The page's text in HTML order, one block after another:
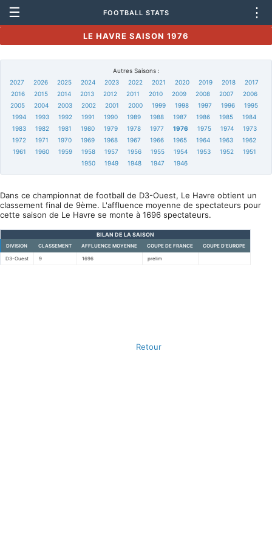
☰ FOOTBALL STATS ⋮
LE HAVRE SAISON 1976
Autres Saisons :
2027
2026 2025 2024 2023 2022 2021 2020 2019 2018
2017
2016
2015 2014 2013 2012 2011 2010 2009 2008 2007
2006
2005
2004 2003 2002 2001 2000 1999 1998 1997 1996
1995
1994
1993 1992 1991 1990 1989 1988 1987 1986 1985
1984
1983
1982 1981 1980 1979 1978 1977 1976 1975 1974
1973
1972
1971 1970 1969 1968 1967 1966 1965 1964 1963
1962
1961
1960 1959 1958 1957 1956 1955 1954 1953 1952
1951
1950
1949 1948 1947 1946
Dans ce championnat de football de D3-Ouest, Le Havre obtient un
classement final de 9ème. L'affluence moyenne de spectateurs pour
cette saison de Le Havre se monte à 1696 spectateurs.
BILAN DE LA SAISON
DIVISION CLASSEMENT AFFLUENCE MOYENNE COUPE DE FRANCE COUPE D'EUROPE
D3-Ouest 9 1696 prelim
Retour